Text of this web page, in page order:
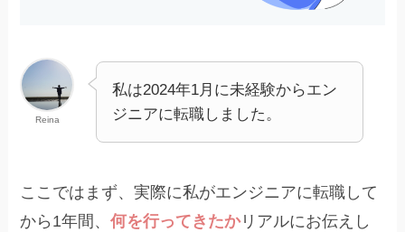
Reina
私は2024年1月に未経験からエン
ジニアに転職しました。
ここではまず、実際に私がエンジニアに転職して
から1年間、何を行ってきたかリアルにお伝えし